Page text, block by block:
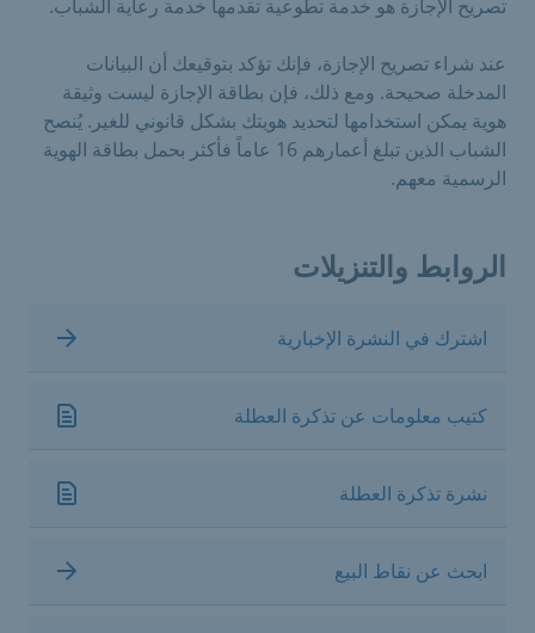
تصريح الإجازة هو خدمة تطوعية تقدمها خدمة رعاية الشباب.
عند شراء تصريح الإجازة، فإنك تؤكد بتوقيعك أن البيانات
المدخلة صحيحة. ومع ذلك، فإن بطاقة الإجازة ليست وثيقة
هوية يمكن استخدامها لتحديد هويتك بشكل قانوني للغير. يُنصح
الشباب الذين تبلغ أعمارهم 16 عاماً فأكثر بحمل بطاقة الهوية
الرسمية معهم.
الروابط والتنزيلات
اشترك في النشرة الإخبارية
كتيب معلومات عن تذكرة العطلة
نشرة تذكرة العطلة
ابحث عن نقاط البيع